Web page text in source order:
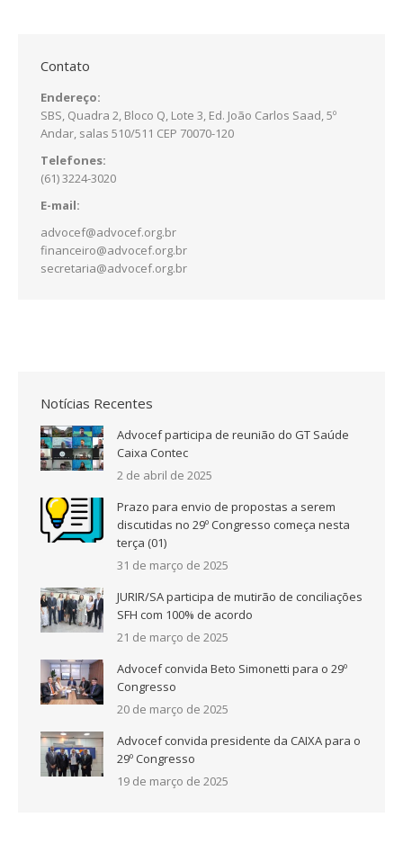
Contato
Endereço:
SBS, Quadra 2, Bloco Q, Lote 3, Ed. João Carlos Saad, 5º
Andar, salas 510/511 CEP 70070-120
Telefones:
(61) 3224-3020
E-mail:
advocef@advocef.org.br
financeiro@advocef.org.br
secretaria@advocef.org.br
Notícias Recentes
Advocef participa de reunião do GT Saúde
Caixa Contec
2 de abril de 2025
Prazo para envio de propostas a serem
discutidas no 29º Congresso começa nesta
terça (01)
31 de março de 2025
JURIR/SA participa de mutirão de conciliações
SFH com 100% de acordo
21 de março de 2025
Advocef convida Beto Simonetti para o 29º
Congresso
20 de março de 2025
Advocef convida presidente da CAIXA para o
29º Congresso
19 de março de 2025